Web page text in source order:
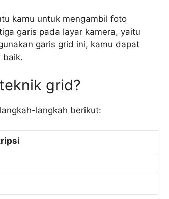
kamu untuk mengambil foto
garis pada layar kamera, yaitu
garis grid ini, kamu dapat
baik.
grid?
langkah berikut: